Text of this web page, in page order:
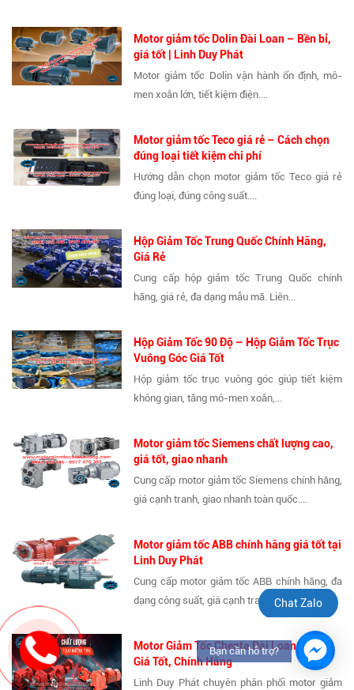
Motor giảm tốc Dolin Đài Loan – Bền bỉ,
giá tốt | Linh Duy Phát
Motor giảm tốc Dolin vận hành ổn định, mô-
men xoắn lớn, tiết kiệm điện....
Motor giảm tốc Teco giá rẻ – Cách chọn
đúng loại tiết kiệm chi phí
Hướng dẫn chọn motor giảm tốc Teco giá rẻ
đúng loại, đúng công suất....
Hộp Giảm Tốc Trung Quốc Chính Hãng,
Giá Rẻ
Cung cấp hộp giảm tốc Trung Quốc chính
hãng, giá rẻ, đa dạng mẫu mã. Liên...
Hộp Giảm Tốc 90 Độ – Hộp Giảm Tốc Trục
Vuông Góc Giá Tốt
Hộp giảm tốc trục vuông góc giúp tiết kiệm
không gian, tăng mô-men xoắn,...
Motor giảm tốc Siemens chất lượng cao,
giá tốt, giao nhanh
Cung cấp motor giảm tốc Siemens chính hãng,
giá cạnh tranh, giao nhanh toàn quốc....
Motor giảm tốc ABB chính hãng giá tốt tại
Linh Duy Phát
Cung cấp motor giảm tốc ABB chính hãng, đa
dạng công suất, giá cạnh tranh...
Motor Giảm Tốc Chenta Đài Loan Bền Bỉ,
Giá Tốt, Chính Hãng
Linh Duy Phát chuyên phân phối motor giảm
Chat Zalo
Bạn cần hỗ trợ?